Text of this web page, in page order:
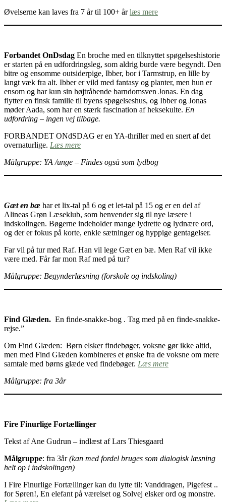
Øvelserne kan laves fra 7 år til 100+ årlæs mere
Forbandet OnDsdag En broche med en tilknyttet spøgelseshistorie
er starten på en udfordringsleg, som aldrig burde være begyndt. Den
bitre og ensomme outsiderpige, Ibber, bor i Tarmstrup, en lille by
langt væk fra alt. Ibber er vild med fantasy og planter, men hun er
ensom og har kun sin højtråbende barndomsven Jonas. En dag
flytter en finsk familie til byens spøgelseshus, og Ibber og Jonas
møder Aada, som har en stærk fascination af heksekulte. En
udfordring – ingen vej tilbage.
FORBANDET ONdSDAG er en YA-thriller med en snert af det
overnaturlige. Læs mere
Målgruppe: YA /unge – Findes også som lydbog
Gæt en bæ har et lix-tal på 6 og et let-tal på 15 og er en del af
Alineas Grøn Læseklub, som henvender sig til nye læsere i
indskolingen. Bøgerne indeholder mange lydrette og lydnære ord,
og der er fokus på korte, enkle sætninger og hyppige gentagelser.
Far vil på tur med Raf. Han vil lege Gæt en bæ. Men Raf vil ikke
være med. Får far mon Raf med på tur?
Målgruppe: Begynderlæsning (forskole og indskoling)
Find Glæden. En finde-snakke-bog . Tag med på en finde-snakke-
rejse.”
Om Find Glæden: Børn elsker findebøger, voksne gør ikke altid,
men med Find Glæden kombineres et ønske fra de voksne om mere
samtale med børns glæde ved findebøger. Læs mere
Målgruppe: fra 3år
Fire Finurlige Fortællinger
Tekst af Ane Gudrun – indlæst af Lars Thiesgaard
Målgruppe: fra 3år(kan med fordel bruges som dialogisk læsning
helt op i indskolingen)
I Fire Finurlige Fortællinger kan du lytte til: Vanddragen, Pigefest ..
for Søren!, En elefant på værelset og Solvej elsker ord og monstre.